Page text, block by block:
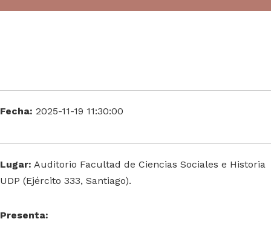
Fecha: 2025-11-19 11:30:00
Lugar: Auditorio Facultad de Ciencias Sociales e Historia
UDP (Ejército 333, Santiago).
Presenta: